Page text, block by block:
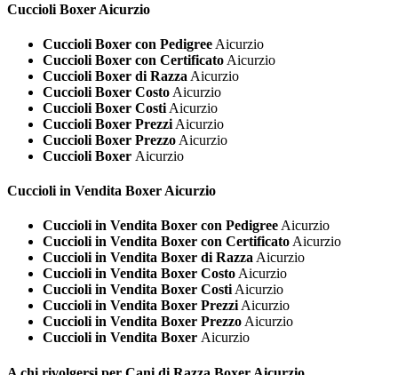
Cuccioli Boxer Aicurzio
Cuccioli Boxer con Pedigree Aicurzio
Cuccioli Boxer con Certificato Aicurzio
Cuccioli Boxer di Razza Aicurzio
Cuccioli Boxer Costo Aicurzio
Cuccioli Boxer Costi Aicurzio
Cuccioli Boxer Prezzi Aicurzio
Cuccioli Boxer Prezzo Aicurzio
Cuccioli Boxer Aicurzio
Cuccioli in Vendita Boxer Aicurzio
Cuccioli in Vendita Boxer con Pedigree Aicurzio
Cuccioli in Vendita Boxer con Certificato Aicurzio
Cuccioli in Vendita Boxer di Razza Aicurzio
Cuccioli in Vendita Boxer Costo Aicurzio
Cuccioli in Vendita Boxer Costi Aicurzio
Cuccioli in Vendita Boxer Prezzi Aicurzio
Cuccioli in Vendita Boxer Prezzo Aicurzio
Cuccioli in Vendita Boxer Aicurzio